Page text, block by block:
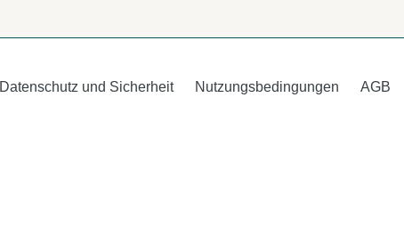
Datenschutz und Sicherheit Nutzungsbedingungen AGB